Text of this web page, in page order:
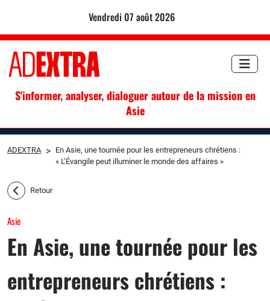
vendredi 07 août 2026
S'informer, analyser, dialoguer autour de la mission en
Asie
ADEXTRA > En Asie, une tournée pour les entrepreneurs chrétiens :
« L’Évangile peut illuminer le monde des affaires »
Retour
Asie
En Asie, une tournée pour les
entrepreneurs chrétiens :